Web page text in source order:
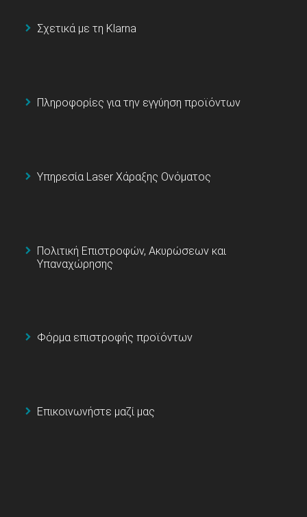
Σχετικά με τη Klarna
Πληροφορίες για την εγγύηση προϊόντων
Υπηρεσία Laser Χάραξης Ονόματος
Πολιτική Επιστροφών, Ακυρώσεων και
Υπαναχώρησης
Φόρμα επιστροφής προϊόντων
Επικοινωνήστε μαζί μας